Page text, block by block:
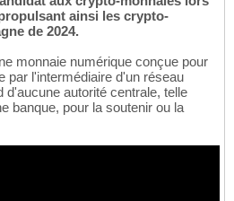
ainsi les crypto-
de 2024.
monnaie numérique conçue pour
par l'intermédiaire d'un réseau
d'aucune autorité centrale, telle
banque, pour la soutenir ou la